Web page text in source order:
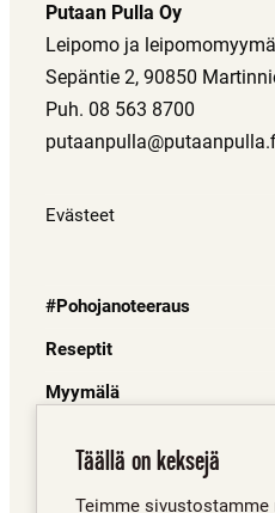
Putaan Pulla Oy
Leipomo ja
Sepäntie 2, 90850
Puh. 08 563 8700
Evästeet
#Pohojanoteeraus
Reseptit
Myymälä
Täällä on keksejä
Teimme